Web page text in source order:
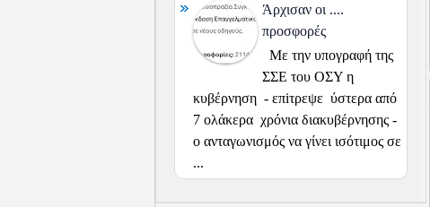
Άρχισαν οι ....
προσφορές
Με την υπογραφή της
ΣΣΕ του ΟΣΥ η
κυβέρνηση - επiτρεψε ύστερα από
7 ολάκερα χρόνια διακυβέρνησης -
ο ανταγωνισμός να γίνει ισότιμος σε
...